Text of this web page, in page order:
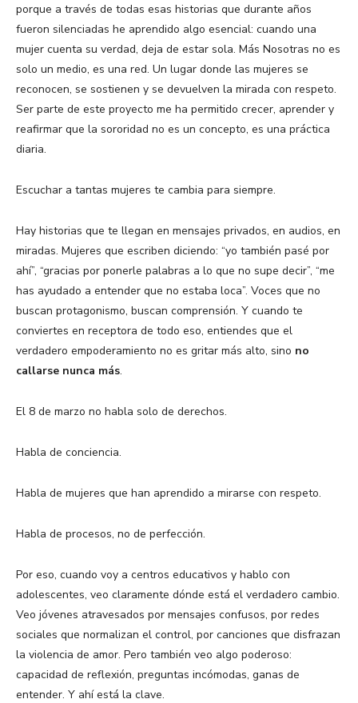
porque a través de todas esas historias que durante años
fueron silenciadas he aprendido algo esencial: cuando una
mujer cuenta su verdad, deja de estar sola. Más Nosotras no es
solo un medio, es una red. Un lugar donde las mujeres se
reconocen, se sostienen y se devuelven la mirada con respeto.
Ser parte de este proyecto me ha permitido crecer, aprender y
reafirmar que la sororidad no es un concepto, es una práctica
diaria.
Escuchar a tantas mujeres te cambia para siempre.
Hay historias que te llegan en mensajes privados, en audios, en
miradas. Mujeres que escriben diciendo: “yo también pasé por
ahí”, “gracias por ponerle palabras a lo que no supe decir”, “me
has ayudado a entender que no estaba loca”. Voces que no
buscan protagonismo, buscan comprensión. Y cuando te
conviertes en receptora de todo eso, entiendes que el
verdadero empoderamiento no es gritar más alto, sino no
callarse nunca más.
El 8 de marzo no habla solo de derechos.
Habla de conciencia.
Habla de mujeres que han aprendido a mirarse con respeto.
Habla de procesos, no de perfección.
Por eso, cuando voy a centros educativos y hablo con
adolescentes, veo claramente dónde está el verdadero cambio.
Veo jóvenes atravesados por mensajes confusos, por redes
sociales que normalizan el control, por canciones que disfrazan
la violencia de amor. Pero también veo algo poderoso:
capacidad de reflexión, preguntas incómodas, ganas de
entender. Y ahí está la clave.